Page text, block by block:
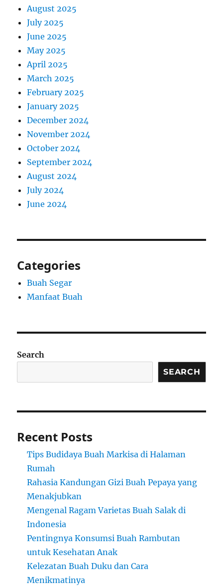
August 2025
July 2025
June 2025
May 2025
April 2025
March 2025
February 2025
January 2025
December 2024
November 2024
October 2024
September 2024
August 2024
July 2024
June 2024
Categories
Buah Segar
Manfaat Buah
Search
SEARCH
Recent Posts
Tips Budidaya Buah Markisa di Halaman
Rumah
Rahasia Kandungan Gizi Buah Pepaya yang
Menakjubkan
Mengenal Ragam Varietas Buah Salak di
Indonesia
Pentingnya Konsumsi Buah Rambutan
untuk Kesehatan Anak
Kelezatan Buah Duku dan Cara
Menikmatinya